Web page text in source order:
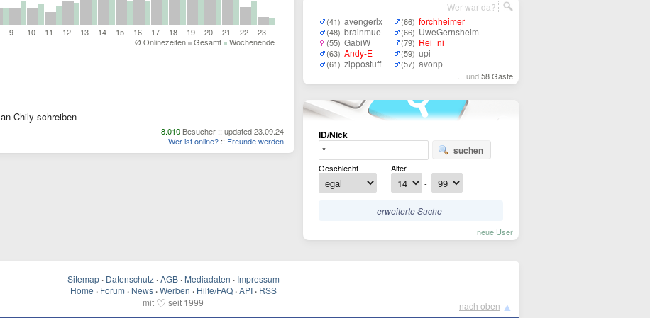
9 10 11 12 13 14 15 16 17 18 19 20 21 22
23
Ø Onlinezeiten
Gesamt Wochenende
an Chily schreiben
8.010 Besucher :: updated 23.09.24
Wer ist online? :: Freunde werden
(41) avengerlx
(48) brainmue
(55) GabiW
(63) Andy-E
(61) zippostuff
(66) forchheimer
(66) UweGernsheim
(79) Rei_ni
(59) upi
(57) avonp
... und58 Gäste
Wer war da?
ID/Nick
suchen
Geschlecht
Alter
-
erweiterte Suche
neue User
Sitemap · Datenschutz · AGB · Mediadaten · Impressum
Home · Forum · News · Werben · Hilfe/FAQ · API · RSS
mit ♡ seit 1999 nach oben ▲